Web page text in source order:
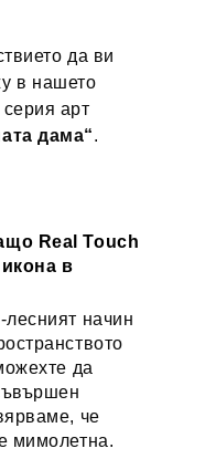
да ви
в нашето
арт
дама“.
Real Touch
в
лесният начин
да
че
мимолетна.